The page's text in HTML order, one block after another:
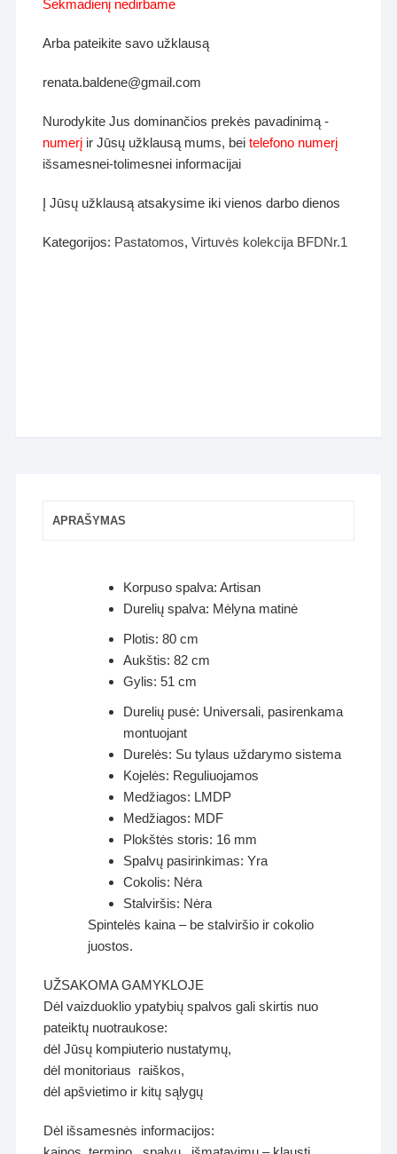
Sekmadienį nedirbame
Arba pateikite savo užklausą
renata.baldene@gmail.com
Nurodykite Jus dominančios prekės pavadinimą -
numerį ir Jūsų užklausą mums, beitelefono numerį
išsamesnei-tolimesnei informacijai
Į Jūsų užklausą atsakysime iki vienos darbo dienos
Kategorijos: Pastatomos,Virtuvės kolekcija BFDNr.1
APRAŠYMAS
Korpuso spalva: Artisan
Durelių spalva: Mėlyna matinė
Plotis: 80 cm
Aukštis: 82 cm
Gylis: 51 cm
Durelių pusė: Universali, pasirenkama
montuojant
Durelės: Su tylaus uždarymo sistema
Kojelės: Reguliuojamos
Medžiagos: LMDP
Medžiagos: MDF
Plokštės storis: 16 mm
Spalvų pasirinkimas: Yra
Cokolis: Nėra
Stalviršis: Nėra
Spintelės kaina – be stalviršio ir cokolio
juostos.
UŽSAKOMA GAMYKLOJE
Dėl vaizduoklio ypatybių spalvos gali skirtis nuo
pateiktų nuotraukose:
dėl Jūsų kompiuterio nustatymų,
dėl monitoriaus raiškos,
dėl apšvietimo ir kitų sąlygų
Dėl išsamesnės informacijos: